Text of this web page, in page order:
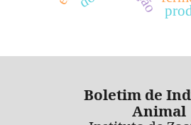
Boletim de
Animal